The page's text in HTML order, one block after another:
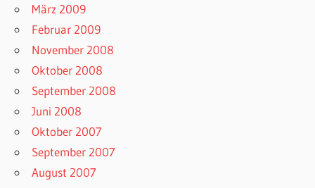
März 2009
Februar 2009
November 2008
Oktober 2008
September 2008
Juni 2008
Oktober 2007
September 2007
August 2007